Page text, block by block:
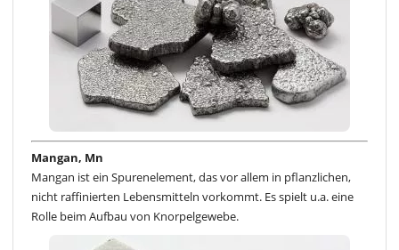
Mangan, Mn
Mangan ist ein Spurenelement, das vor allem in pflanzlichen,
nicht raffinierten Lebensmitteln vorkommt. Es spielt u.a. eine
Rolle beim Aufbau von Knorpelgewebe.